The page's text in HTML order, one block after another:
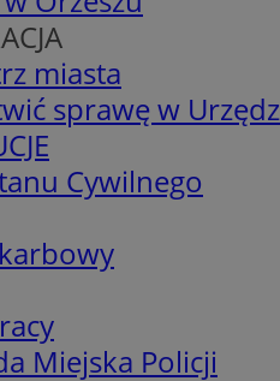
miasta
sprawę w
Cywilnego
Miejska Policji